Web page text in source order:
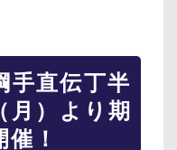
手直伝丁半
月）より期
！